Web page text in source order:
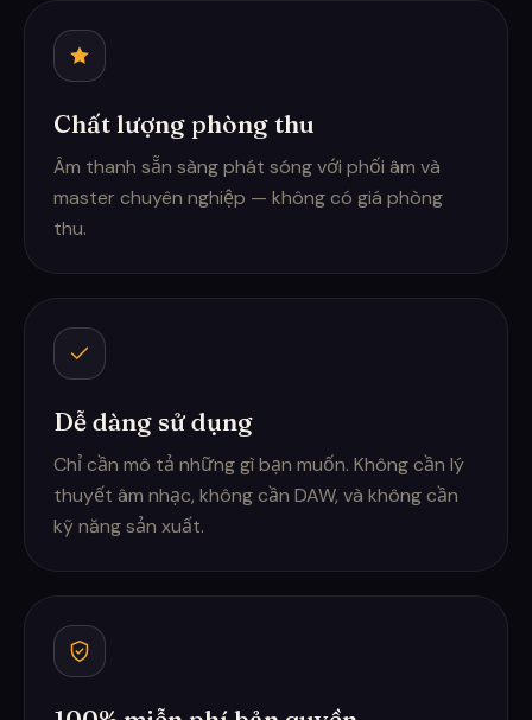
Chất lượng phòng thu
Âm thanh sẵn sàng phát sóng với phối âm và
master chuyên nghiệp — không có giá phòng
thu.
Dễ dàng sử dụng
Chỉ cần mô tả những gì bạn muốn. Không cần lý
thuyết âm nhạc, không cần DAW, và không cần
kỹ năng sản xuất.